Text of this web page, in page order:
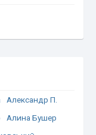
Александр П.
Алина Бушер